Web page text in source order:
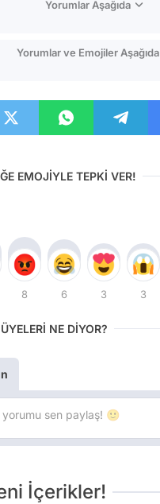
Yorumlar Aşağıda
Yorumlar ve Emojiler Aşağıda
EMOJİYLE TEPKİ VER!
8 6 3 3
NE DİYOR?
İçerikler!